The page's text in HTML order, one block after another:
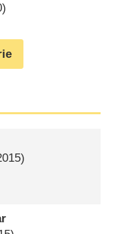
)